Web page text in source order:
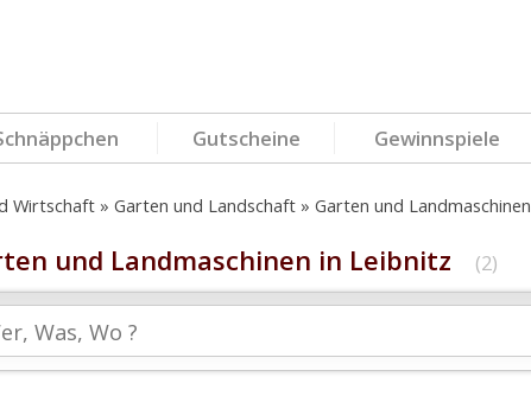
Gutscheine Gewinnspiele
Wirtschaft Garten und Landschaft Garten und Landmaschinen
und Landmaschinen in Leibnitz (2)